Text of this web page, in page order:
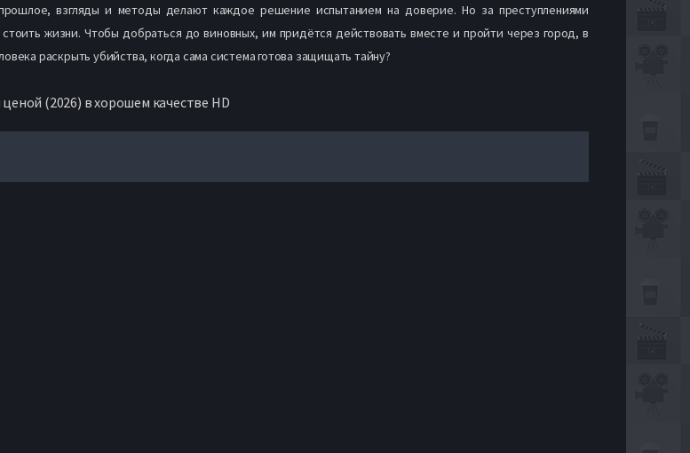
взгляды и методы делают каждое решение испытанием на доверие. Но за преступлениями
жизни. Чтобы добраться до виновных, им придётся действовать вместе и пройти через город, в
раскрыть убийства, когда сама система готова защищать тайну?
(2026) в хорошем качестве HD